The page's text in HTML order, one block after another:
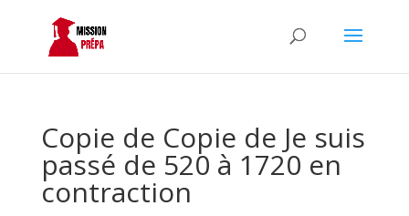
Copie de Copie de Je suis
passé de 520 à 1720 en
contraction